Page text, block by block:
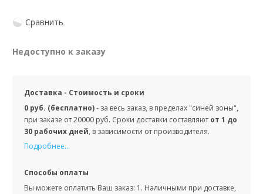
Сравнить
Недоступно к заказу
Доставка - Стоимость и сроки
0 руб. (бесплатно)- за весь заказ, в пределах "синей зоны",
при заказе от 20000 руб. Сроки доставки составляют от 1 до
30 рабочих дней, в зависимости от производителя.
Подробнее...
Способы оплаты
Вы можете оплатить Ваш заказ: 1. Наличными при доставке,